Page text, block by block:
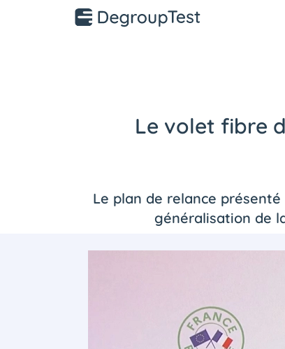
Le volet fibre
Le plan de relance
généralisation de